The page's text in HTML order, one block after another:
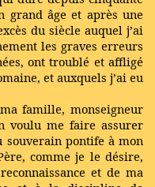
grand âge et après une
du siècle auquel j’ai
les graves erreurs
ont troublé et affligé
et auxquels j’ai eu
famille, monseigneur
voulu me faire assurer
souverain pontife à mon
comme je le désire,
et de ma